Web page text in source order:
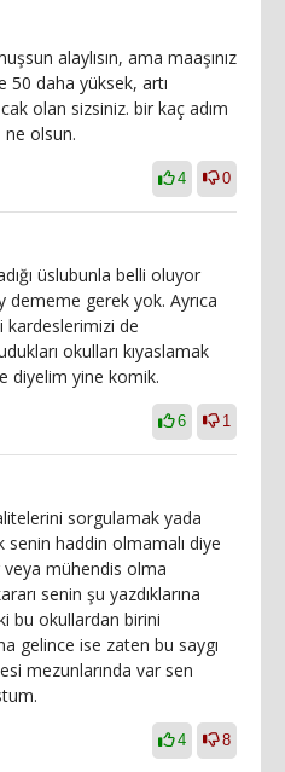
alaylısın, ama maaşınız
50 daha yüksek, artı
olan sizsiniz. bir kaç adım
olsun.
4 0
üslubunla belli oluyor
dememe gerek yok. Ayrıca
de
okulları kıyaslamak
diyelim yine komik.
6 1
sorgulamak yada
haddin olmamalı diye
mühendis olma
senin şu yazdıklarına
bu okullardan birini
gelince ise zaten bu saygı
mezunlarında var sen
4 8